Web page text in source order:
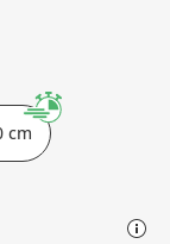
cm